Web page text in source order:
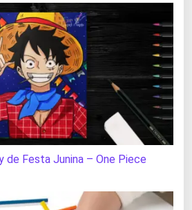
de Festa Junina – One Piece